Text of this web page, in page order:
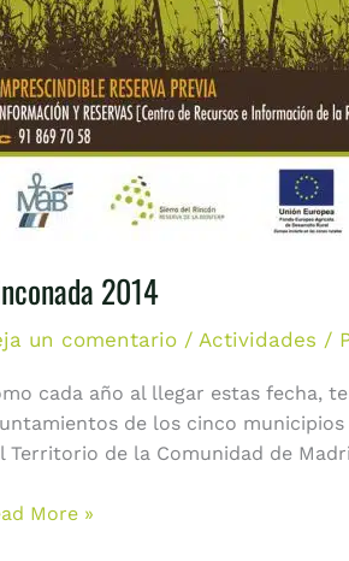
2014
un comentario / Actividades /
cada año al llegar estas fecha,
de los cinco
Territorio de la Comunidad de
More »